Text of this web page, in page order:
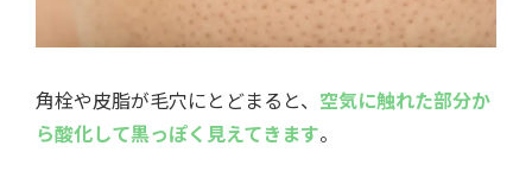
角栓や皮脂が毛穴にとどまると、 空気に触れた部分か
ら酸化して黒っぽく見えてきます。